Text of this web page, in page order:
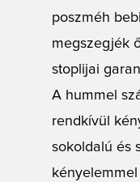
poszméh
megszegjék
stoplijai
A hummel
rendkívül
sokoldalú és